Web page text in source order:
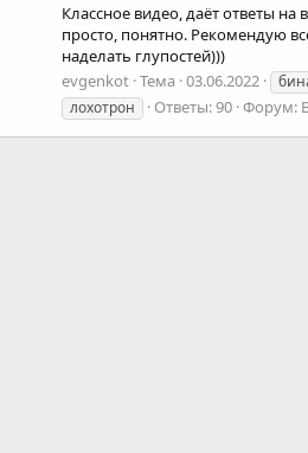
Классное видео, даёт ответы на
просто, понятно. Рекомендую
наделать глупостей)))
evgenkot Тема 03.06.2022
лохотрон
Ответы: 90 Форум: